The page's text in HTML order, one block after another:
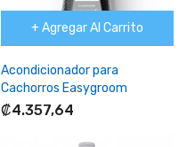
+ Agregar Al Carrito
Acondicionador para
Cachorros Easygroom
₡4.357,64